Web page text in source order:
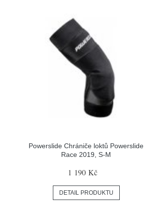
Powerslide Chrániče loktů Powerslide
Race 2019, S-M
1 190 Kč
DETAIL PRODUKTU